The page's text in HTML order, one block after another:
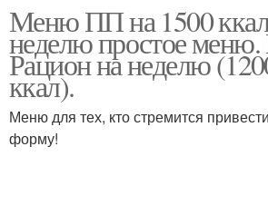
Меню ПП на 1500 ккал
неделю простое
Рацион на неделю
ккал).
Меню для тех, кто стремится
форму!